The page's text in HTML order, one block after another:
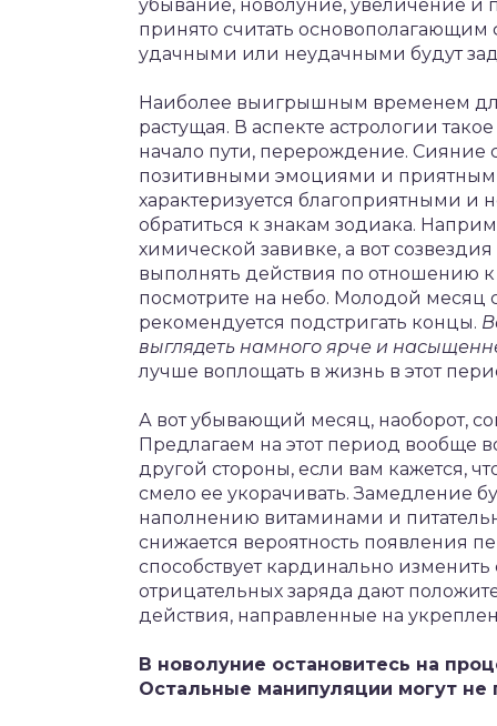
убывание, новолуние, увеличение
принято считать
удачными или неудачными будут
Наиболее выигрышным временем
растущая. В аспекте астрологии
начало пути, перерождение. Сияние
позитивными эмоциями и
характеризуется благоприятными и
обратиться к знакам зодиака.
химической завивке, а вот
выполнять действия по отношению
посмотрите на небо. Молодой месяц
рекомендуется подстригать концы.
выглядеть намного ярче и
лучше воплощать в жизнь в этот
А вот убывающий месяц, наоборот,
Предлагаем на этот период вообще
другой стороны, если вам кажется,
смело ее укорачивать. Замедление
наполнению витаминами и
снижается вероятность появления
способствует кардинально
отрицательных заряда дают
действия, направленные на
В новолуние остановитесь на
Остальные манипуляции могут не